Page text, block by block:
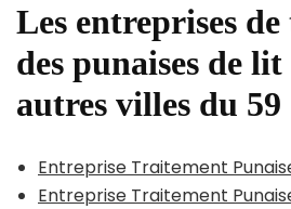
Les entreprises
des punaises de lit
autres villes du 59
Entreprise Traitement
Entreprise Traitement